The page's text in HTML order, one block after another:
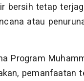
bersih tetap
atau
Program
pemanfaatan